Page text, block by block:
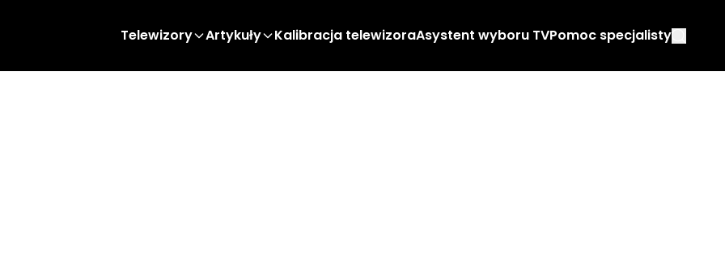
Telewizory Artykuły Kalibracja telewizoraAsystent wyboru TVPomoc specjalisty